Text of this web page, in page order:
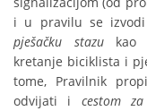
i u pravilu se
pješačku stazukao
kretanje biciklista i
tome, Pravilnik
odvijati i cestom